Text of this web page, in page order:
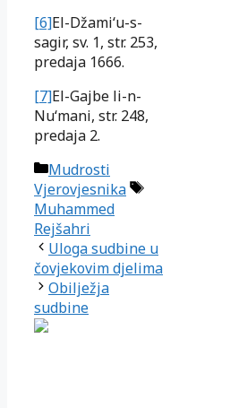
[6]El-Džami‘u-s-
sagir, sv. 1, str. 253,
predaja 1666.
[7]El-Gajbe li-n-
Nu‘mani, str. 248,
predaja 2.
Kategorije
Mudrosti
Vjerovjesnika
Oznake
Muhammed
Rejšahri
Uloga sudbine u
čovjekovim djelima
Obilježja
sudbine